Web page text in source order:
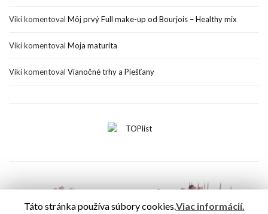
Vikikomentoval Môj prvý Full make-up od Bourjois – Healthy mix
Vikikomentoval Moja maturita
Vikikomentoval Vianočné trhy a Piešťany
Táto stránka používa súbory cookies.Viac informácií.